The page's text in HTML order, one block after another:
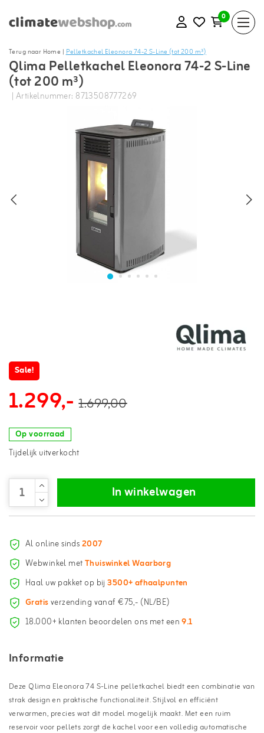
0
Terug naar Home |Pelletkachel Eleonora 74-2 S-Line (tot 200 m³)
Qlima Pelletkachel Eleonora 74-2 S-Line
(tot 200 m³)
| Artikelnummer: 8713508777269
Sale!
1.299,- 1.699,00
Op voorraad
Tijdelijk uitverkocht
In winkelwagen
Al online sinds2007
Webwinkel metThuiswinkel Waarborg
Haal uw pakket op bij3500+ afhaalpunten
Gratisverzending vanaf €75,- (NL/BE)
18.000+ klanten beoordelen ons met een9.1
Informatie
Deze Qlima Eleonora 74 S-Line pelletkachel biedt een combinatie van
strak design en praktische functionaliteit. Stijlvol en efficiënt
verwarmen, precies wat dit model mogelijk maakt. Met een ruim
reservoir voor pellets zorgt de kachel voor een volledig automatische